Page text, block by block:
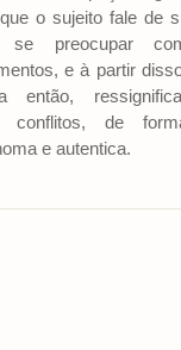
o sujeito fale de
se preocupar
e à partir
então,
conflitos, de
e autentica.